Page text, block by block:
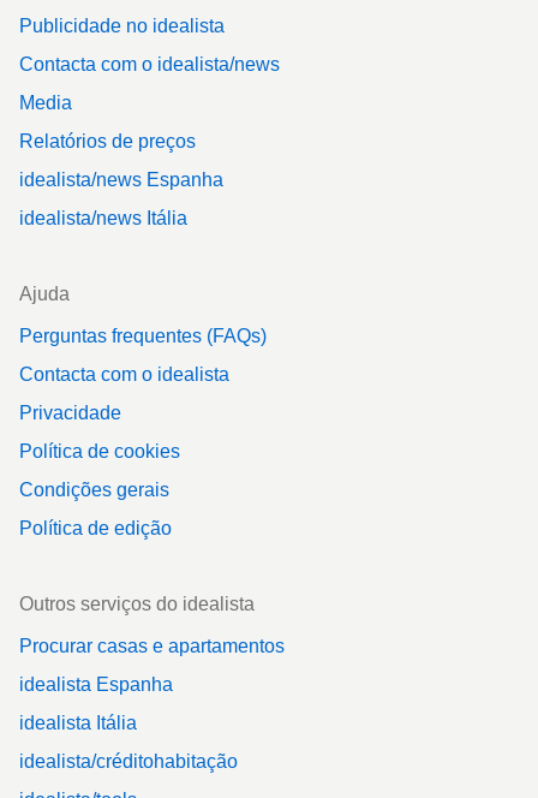
Publicidade no idealista
Contacta com o idealista/news
Media
Relatórios de preços
idealista/news Espanha
idealista/news Itália
Ajuda
Perguntas frequentes (FAQs)
Contacta com o idealista
Privacidade
Política de cookies
Condições gerais
Política de edição
Outros serviços do idealista
Procurar casas e apartamentos
idealista Espanha
idealista Itália
idealista/créditohabitação